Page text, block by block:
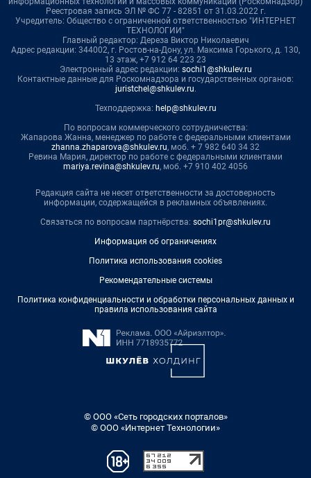
Реестровая запись ЭЛ № ФС 77 - 82851 от 31.03.2022 г.
Учредитель: Общество с ограниченной ответственностью "ИНТЕРНЕТ
ТЕХНОЛОГИИ"
Главный редактор: Дереза Виктор Николаевич
Адрес редакции: 344002, г. Ростов-на-Дону, ул. Максима Горького, д. 130,
13 этаж, +7 912 64 223 23
Электронный адрес редакции: sochi1@shkulev.ru
Контактные данные для Роскомнадзора и государственных органов:
juristchel@shkulev.ru.
Техподдержка: help@shkulev.ru
По вопросам коммерческого сотрудничества:
Жапарова Жанна, менеджер по работе с федеральными клиентами
zhanna.zhaparova@shkulev.ru, моб. + 7 982 640 34 32
Ревина Мария, директор по работе с федеральными клиентами
mariya.revina@shkulev.ru, моб. +7 910 402 4056
Редакция сайта не несет ответственности за достоверность
информации, содержащейся в рекламных объявлениях.
Связаться по вопросам партнёрства: sochi1pr@shkulev.ru
Информация об ограничениях
Политика использования cookies
Рекомендательные системы
Политика конфиденциальности и обработки персональных данных и
правила использования сайта
© ООО «Сеть городских порталов»
© ООО «Интернет Технологии»